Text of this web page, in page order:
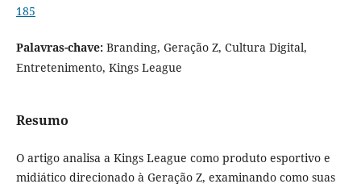
185
Palavras-chave: Branding, Geração Z, Cultura Digital,
Entretenimento, Kings League
Resumo
O artigo analisa a Kings League como produto esportivo e
midiático direcionado à Geração Z, examinando como suas